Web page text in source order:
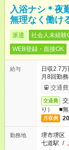
入浴ナシ＊夜
無理なく働け
派遣 社会人未経験
WEB登録・面接OK
給与
日収2.7
月8回勤務
交通
交通費
り） ■無
月収例
勤務地
堺市堺区
七道駅 /